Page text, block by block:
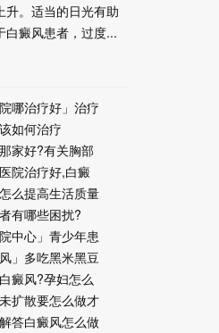
升。适当的日光有助
白癜风患者，过度...
哪治疗好」治疗
如何治疗
家好?有关胸部
院治疗好,白癜
么提高生活质量
有哪些困扰?
中心」青少年患
」多吃黑米黑豆
癜风?孕妇怎么
扩散要怎么做才
答白癜风怎么做